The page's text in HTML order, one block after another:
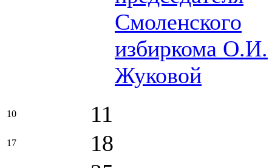
Смоленского
избиркома О.И.
Жуковой
10 11
17 18